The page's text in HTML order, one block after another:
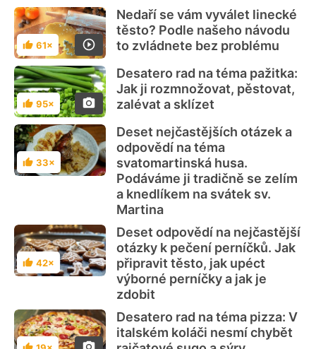
Hodnocení
61×
Nedaří se vám vyválet linecké
těsto? Podle našeho návodu
to zvládnete bez problému
Hodnocení
95×
Desatero rad na téma pažitka:
Jak ji rozmnožovat, pěstovat,
zalévat a sklízet
Hodnocení
33×
Deset nejčastějších otázek a
odpovědí na téma
svatomartinská husa.
Podáváme ji tradičně se zelím
a knedlíkem na svátek sv.
Martina
Hodnocení
42×
Deset odpovědí na nejčastější
otázky k pečení perníčků. Jak
připravit těsto, jak upéct
výborné perníčky a jak je
zdobit
Desatero rad na téma pizza: V
italském koláči nesmí chybět